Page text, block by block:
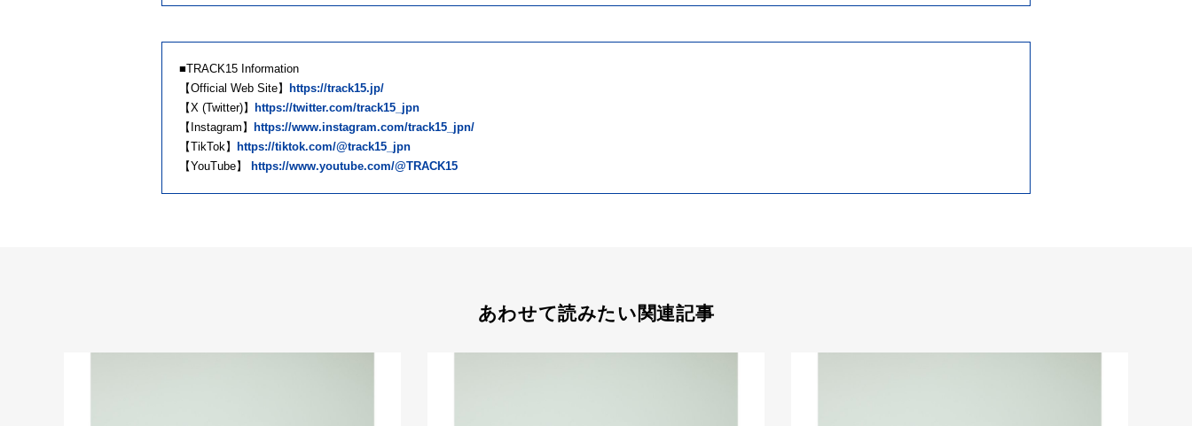
■TRACK15 Information
【Official Web Site】 https://track15.jp/
【X (Twitter)】 https://twitter.com/track15_jpn
【Instagram】 https://www.instagram.com/track15_jpn/
【TikTok】 https://tiktok.com/@track15_jpn
【YouTube】 https://www.youtube.com/@TRACK15
あわせて読みたい関連記事